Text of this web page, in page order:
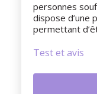
personnes
dispose d’une
permettant
Test et avis